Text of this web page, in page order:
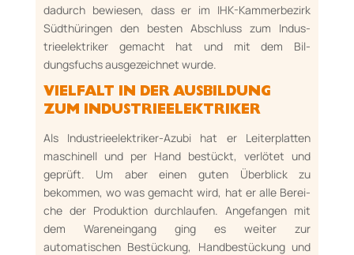
dadurch bewiesen, dass er im IHK-Kammer­bezirk
Süd­thüringen den besten Abschluss zum Indus­
trieelektriker gemacht hat und mit dem Bil­
dungsfuchs ausgezeichnet wurde.
VIELFALT IN DER AUSBILDUNG
ZUM INDUSTRIEELEKTRIKER
Als Industrieelektriker-Azubi hat er Leiterplatten
maschinell und per Hand bestückt, verlötet und
geprüft. Um aber einen guten Überblick zu
bekommen, wo was gemacht wird, hat er alle Be­rei­
che der Produktion durchlaufen. Ange­fan­gen mit
dem Wareneingang ging es weiter zur
automatischen Bestückung, Handbestückung und